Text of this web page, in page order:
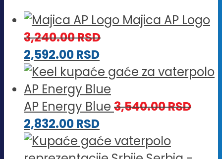
Majica AP Logo
3,240.00RSD
2,592.00RSD
AP Energy Blue 3,540.00RSD
2,832.00RSD